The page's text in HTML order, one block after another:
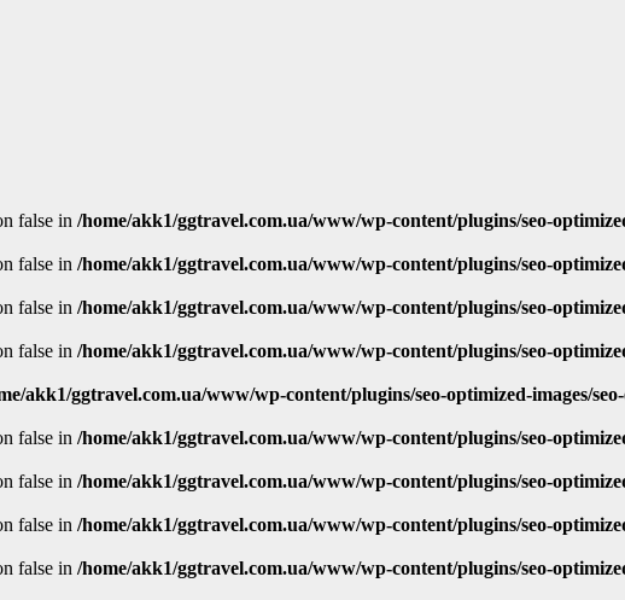
false in /home/akk1/ggtravel.com.ua/www/wp-content/plugins/seo-
false in /home/akk1/ggtravel.com.ua/www/wp-content/plugins/seo-
false in /home/akk1/ggtravel.com.ua/www/wp-content/plugins/seo-
false in /home/akk1/ggtravel.com.ua/www/wp-content/plugins/seo-
akk1/ggtravel.com.ua/www/wp-content/plugins/seo-optimized-images/
false in /home/akk1/ggtravel.com.ua/www/wp-content/plugins/seo-
false in /home/akk1/ggtravel.com.ua/www/wp-content/plugins/seo-
false in /home/akk1/ggtravel.com.ua/www/wp-content/plugins/seo-
false in /home/akk1/ggtravel.com.ua/www/wp-content/plugins/seo-